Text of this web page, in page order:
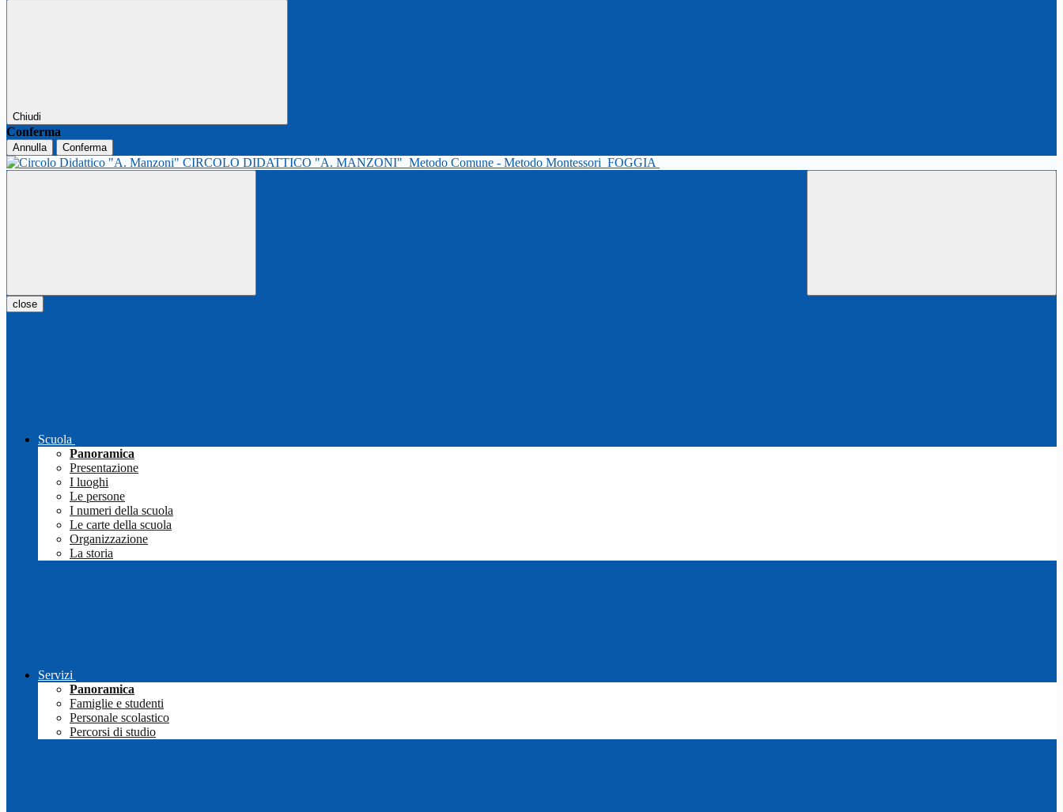
Chiudi
Conferma
Annulla Conferma
CIRCOLO DIDATTICO "A. MANZONI" Metodo Comune - Metodo Montessori FOGGIA
close
Scuola
Panoramica
Presentazione
I luoghi
Le persone
I numeri della scuola
Le carte della scuola
Organizzazione
La storia
Servizi
Panoramica
Famiglie e studenti
Personale scolastico
Percorsi di studio